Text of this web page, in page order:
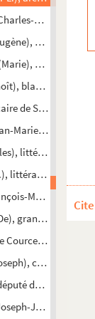
Pierre
député du
artiste lyrique
blanchisseur à
de Saint-
Marie), général
littérateur
littérateur
Marie de),
grand-prieur de
Courcenay (Le
cardinal,
de la Loire
Jean-